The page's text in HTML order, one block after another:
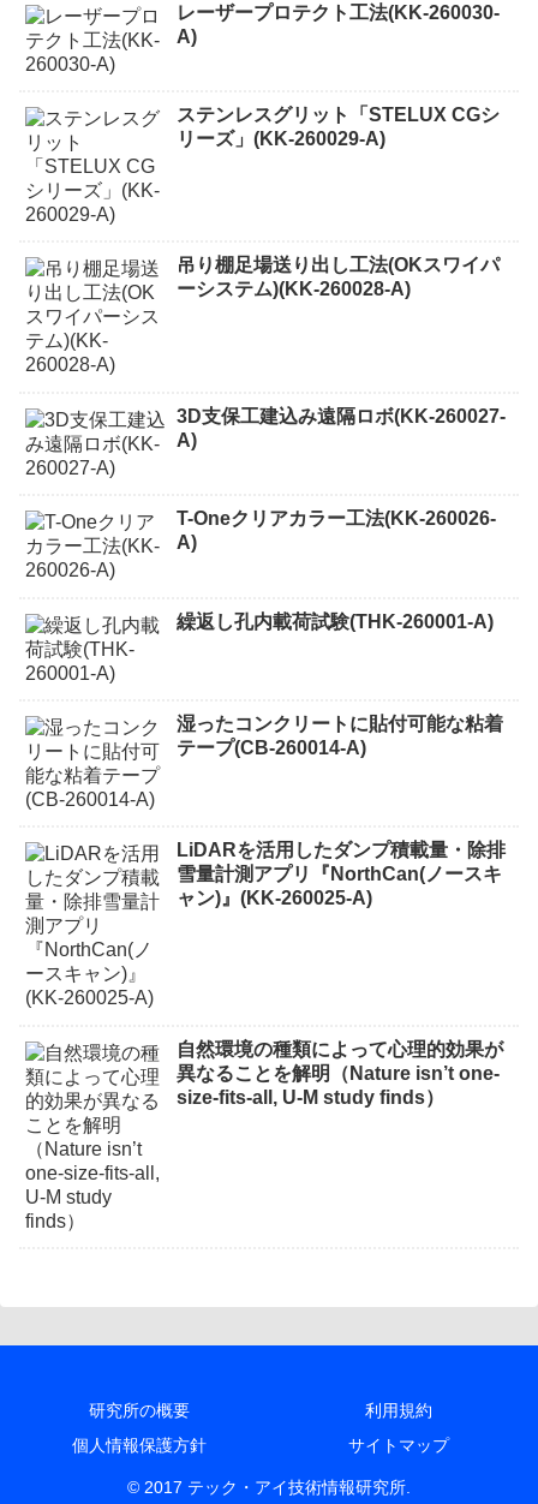
レーザープロテクト⼯法(KK-260030-
A)
ステンレスグリット「STELUX CGシ
リーズ」(KK-260029-A)
吊り棚足場送り出し工法(OKスワイパ
ーシステム)(KK-260028-A)
3D支保工建込み遠隔ロボ(KK-260027-
A)
T-Oneクリアカラー工法(KK-260026-
A)
繰返し孔内載荷試験(THK-260001-A)
湿ったコンクリートに貼付可能な粘着
テープ(CB-260014-A)
LiDARを活用したダンプ積載量・除排
雪量計測アプリ『NorthCan(ノースキ
ャン)』(KK-260025-A)
自然環境の種類によって心理的効果が
異なることを解明（Nature isn’t one-
size-fits-all, U-M study finds）
研究所の概要
利用規約
個人情報保護方針
サイトマップ
© 2017 テック・アイ技術情報研究所.